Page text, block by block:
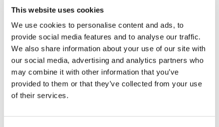
This website uses cookies
We use cookies to personalise content and ads, to
provide social media features and to analyse our traffic.
We also share information about your use of our site with
our social media, advertising and analytics partners who
may combine it with other information that you’ve
provided to them or that they’ve collected from your use
of their services.
PAINT - GDANSKI UNIWERSYTET MEDYCZNY
- Internal method Health & Safety - Approvals -
Various - Hygienic certificate - ENG
K-FLEX ACCESSORIES - GDANSKI
UNIWERSYTET MEDYCZNY - Internal method
Health & Safety - Approvals - Various - K-FLEX
K-SIL / SIL A / K-FLEX PIPE SUPPORT -
Hygienic certificate - ENG
K-FLEX ACCESSORIES - GDANSKI
Health & Safety - Approvals - Various - ALU